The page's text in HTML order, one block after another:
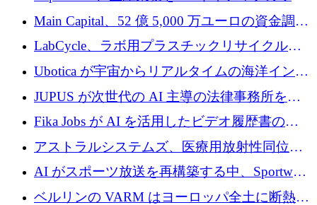
クフロー層に変えるために 260 万ドルを確保
Main Capital、52 億 5,000 万ユーロの資金調達
でエンタープライズ ソフトウェアの開発を倍
LabCycle、ラボ用プラスチックリサイクルシ
ステムを商業化し、焼却廃棄物を削減するた
めに43万ポンドを確保
Ubotica が宇宙からリアルタイムの海洋インテ
リジェンスを拡張するために 1,100 万ドルを
JUPUS が次世代の AI 主導の法律事務所を強
化するために 1,300 万ユーロを調達
Fika Jobs が AI を活用したビデオ履歴書のた
めに 400 万ドルを調達
アストラルシステムズ、医療用放射性同位元
素の世界的な不足に対処するために2,300万ポ
ンドを調達
AI がスポーツ放送を再構築する中、Sportway
が 2,000 万ユーロを調達
ベルリンの VARM はヨーロッパ全土に断熱材